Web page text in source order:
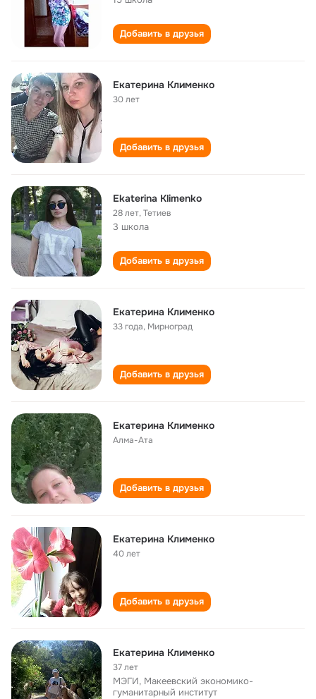
Добавить в друзья
Екатерина Клименко
30 лет
Добавить в друзья
Ekaterina Klimenko
28 лет,Тетиев
3 школа
Добавить в друзья
Екатерина Клименко
33 года, Мирноград
Добавить в друзья
Екатерина Клименко
Алма-Ата
Добавить в друзья
Екатерина Клименко
40 лет
Добавить в друзья
Екатерина Клименко
37 лет
МЭГИ, Макеевский экономико-
гуманитарный институт